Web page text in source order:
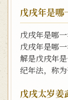
戊戌年是哪
戊戌年是哪
戊戌年是哪
解是戊戌年
纪年法，称
戊戌太岁姜